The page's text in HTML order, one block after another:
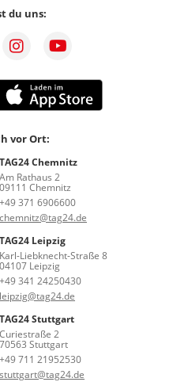
du uns:
vor Ort:
TAG24 Chemnitz
Am Rathaus 2
09111 Chemnitz
+49 371 6906600
chemnitz@tag24.de
TAG24 Leipzig
Karl-Liebknecht-Straße 8
04107 Leipzig
+49 341 24250430
leipzig@tag24.de
TAG24 Stuttgart
Curiestraße 2
70563 Stuttgart
+49 711 21952530
stuttgart@tag24.de